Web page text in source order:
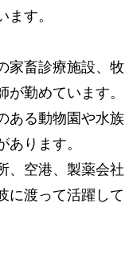
す。
家畜診療施設、牧
勤めています。
ある動物園や水族
ります。
、空港、製薬会社
に渡って活躍して